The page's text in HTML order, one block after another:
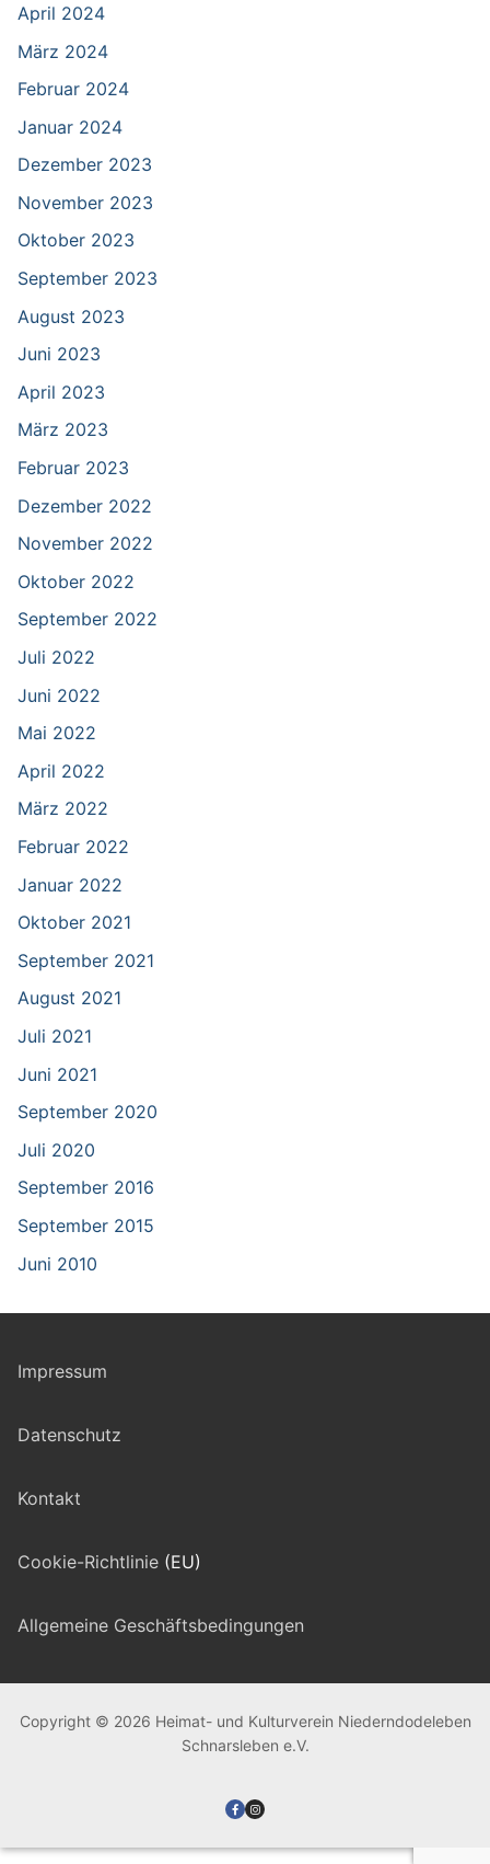
April 2024
März 2024
Februar 2024
Januar 2024
Dezember 2023
November 2023
Oktober 2023
September 2023
August 2023
Juni 2023
April 2023
März 2023
Februar 2023
Dezember 2022
November 2022
Oktober 2022
September 2022
Juli 2022
Juni 2022
Mai 2022
April 2022
März 2022
Februar 2022
Januar 2022
Oktober 2021
September 2021
August 2021
Juli 2021
Juni 2021
September 2020
Juli 2020
September 2016
September 2015
Juni 2010
Impressum
Datenschutz
Kontakt
Cookie-Richtlinie (EU)
Allgemeine Geschäftsbedingungen
Copyright © 2026 Heimat- und Kulturverein Niederndodeleben
Schnarsleben e.V.